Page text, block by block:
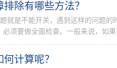
除有哪些方法？
就是不能开关，遇到这样的问题的
须要做全面检查。一般来说，如
计算呢？